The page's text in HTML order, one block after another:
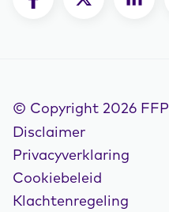
© Copyright 2026 FFP
Disclaimer
Privacyverklaring
Cookiebeleid
Klachtenregeling